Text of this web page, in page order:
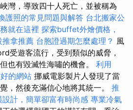
灣，導致四十人死亡，並被稱為
護照的常見問題與解答 台北搬家公
就在這裡 探索buffet外燴價格，
推拿推薦 台胞證過期怎麼處理？ 風
受遊客流行，受到類似的威脅，
也有毀滅性海嘯的機會。 利用
的網站 挪威電影製片人發現了當
，然後充滿信心地將其統一。 推
設計，簡單卻富有時尚感 專業冷氣